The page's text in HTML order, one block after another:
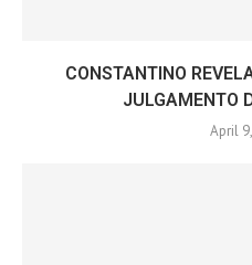
CONSTANTINO
JULGAMENTO
April